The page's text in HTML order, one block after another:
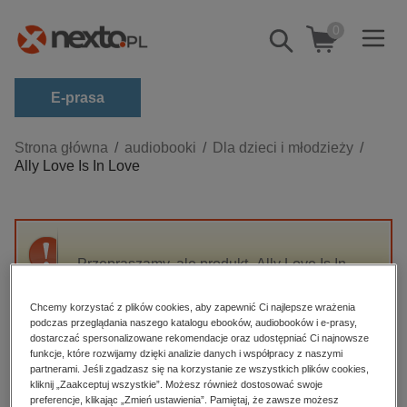
Pokaż/schowaj
wyszukiwarkę
0
E-prasa
Kategorie
Zobacz wszystkie E-prasa
budownictwo, aranżacja wnętrz
darmowe wydania
edukacja
hobby, sport, rozrywka
komputery, internet, technologie, informatyka
Strona główna audiobooki
Dla dzieci i młodzieży
Ally Love Is In Love
Przepraszamy, ale produkt „Ally Love Is In
High-contrast mode
Polecane
Chcemy korzystać z plików cookies, aby zapewnić Ci najlepsze wrażenia
podczas przeglądania naszego katalogu ebooków, audiobooków i e-prasy,
dostarczać spersonalizowane rekomendacje oraz udostępniać Ci najnowsze
funkcje, które rozwijamy dzięki analizie danych i współpracy z naszymi
partnerami. Jeśli zgadzasz się na korzystanie ze wszystkich plików cookies,
kliknij „Zaakceptuj wszystkie”. Możesz również dostosować swoje
preferencje, klikając „Zmień ustawienia”. Pamiętaj, że zawsze możesz